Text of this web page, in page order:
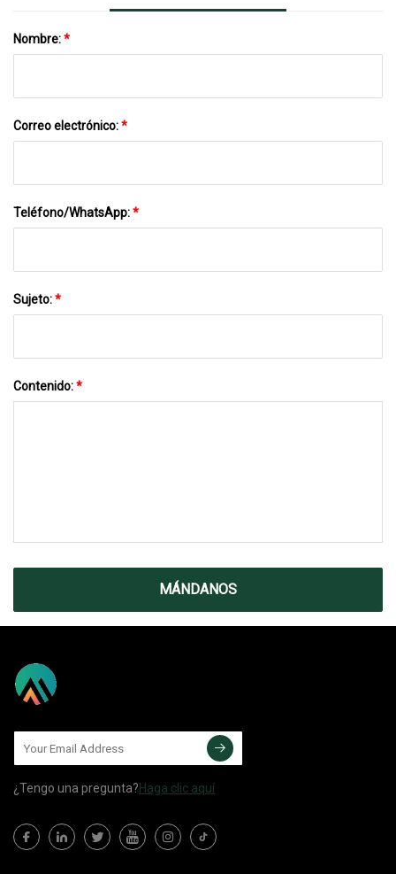
Nombre:*
Correo electrónico:*
Teléfono/WhatsApp:*
Sujeto:*
Contenido:*
MÁNDANOS
¿Tengo una pregunta?Haga clic aquí